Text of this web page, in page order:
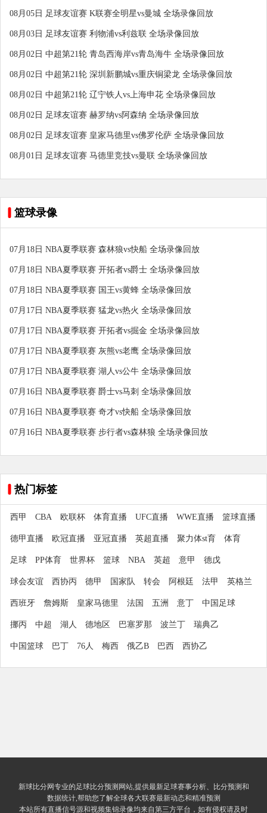
08月05日 足球友谊赛 K联赛全明星vs曼城 全场录像回放
08月03日 足球友谊赛 利物浦vs利兹联 全场录像回放
08月02日 中超第21轮 青岛西海岸vs青岛海牛 全场录像回放
08月02日 中超第21轮 深圳新鹏城vs重庆铜梁龙 全场录像回放
08月02日 中超第21轮 辽宁铁人vs上海申花 全场录像回放
08月02日 足球友谊赛 赫罗纳vs阿森纳 全场录像回放
08月02日 足球友谊赛 皇家马德里vs佛罗伦萨 全场录像回放
08月01日 足球友谊赛 马德里竞技vs曼联 全场录像回放
篮球录像
07月18日 NBA夏季联赛 森林狼vs快船 全场录像回放
07月18日 NBA夏季联赛 开拓者vs爵士 全场录像回放
07月18日 NBA夏季联赛 国王vs黄蜂 全场录像回放
07月17日 NBA夏季联赛 猛龙vs热火 全场录像回放
07月17日 NBA夏季联赛 开拓者vs掘金 全场录像回放
07月17日 NBA夏季联赛 灰熊vs老鹰 全场录像回放
07月17日 NBA夏季联赛 湖人vs公牛 全场录像回放
07月16日 NBA夏季联赛 爵士vs马刺 全场录像回放
07月16日 NBA夏季联赛 奇才vs快船 全场录像回放
07月16日 NBA夏季联赛 步行者vs森林狼 全场录像回放
热门标签
西甲 CBA 欧联杯 体育直播 UFC直播 WWE直播 篮球直播
德甲直播 欧冠直播 亚冠直播 英超直播 聚力体st育 体育
足球 PP体育 世界杯 篮球 NBA 英超 意甲 德戊
球会友谊 西协丙 德甲 国家队 转会 阿根廷 法甲 英格兰
西班牙 詹姆斯 皇家马德里 法国 五洲 意丁 中国足球
挪丙 中超 湖人 德地区 巴塞罗那 波兰丁 瑞典乙
中国篮球 巴丁 76人 梅西 俄乙B 巴西 西协乙
新球比分网专业的足球比分预测网站,提供最新足球赛事分析、比分预测和
数据统计,帮助您了解全球各大联赛最新动态和精准预测
本站所有直播信号源和视频集锦录像均来自第三方平台，如有侵权请及时